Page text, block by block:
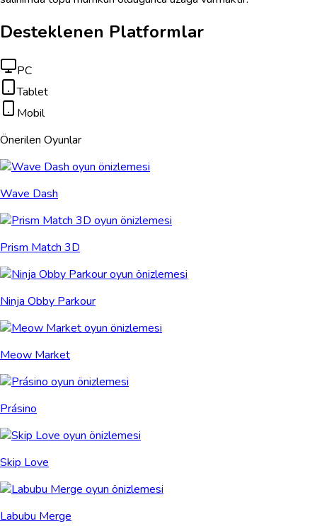
Desteklenen Platformlar
PC
Tablet
Mobil
Önerilen Oyunlar
Wave Dash
Prism Match 3D
Ninja Obby Parkour
Meow Market
Prásino
Skip Love
Labubu Merge